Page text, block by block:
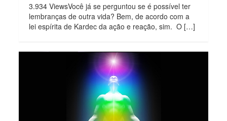
3.934 ViewsVocê já se perguntou se é possível ter
lembranças de outra vida? Bem, de acordo com a
lei espírita de Kardec da ação e reação, sim. O […]